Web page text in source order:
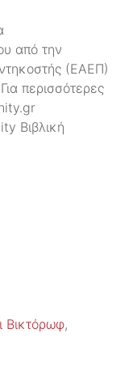
από την
(ΕΑΕΠ)
περισσότερες
Βιβλική
Βικτόρωφ,